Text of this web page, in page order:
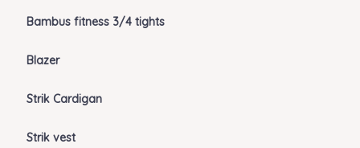
Bambus fitness 3/4 tights
Blazer
Strik Cardigan
Strik vest